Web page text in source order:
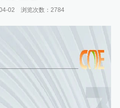
02 浏览次数：2784